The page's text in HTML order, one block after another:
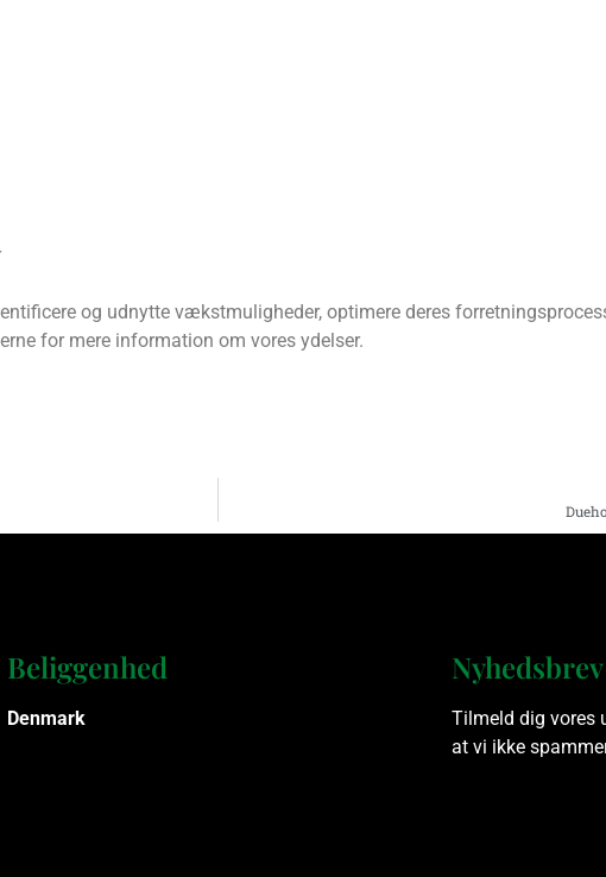
og udnytte vækstmuligheder, optimere deres
for mere information om vores ydelser.
Beliggenhed
Denmark
Nyhedsbrev
Tilmeld dig vores
at vi ikke